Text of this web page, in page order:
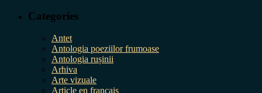
Categories
Antet
Antologia poeziilor frumoase
Antologia rușinii
Arhiva
Arte vizuale
Article en français